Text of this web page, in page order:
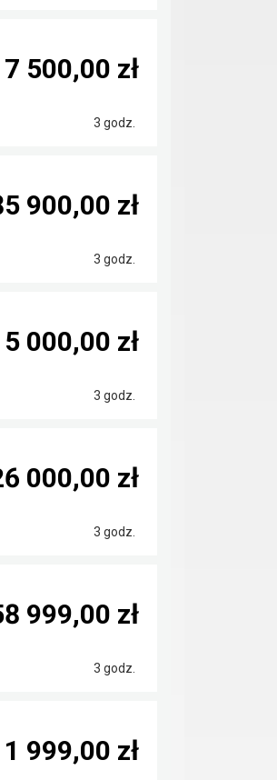
3 godz.
500,00 zł
3 godz.
900,00 zł
3 godz.
5 000,00 zł
3 godz.
000,00 zł
3 godz.
999,00 zł
999,00 zł